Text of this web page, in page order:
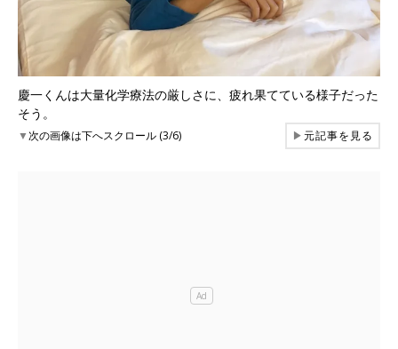
慶一くんは大量化学療法の厳しさに、疲れ果てている様子だった
そう。
▼次の画像は下へスクロール (3/6) ▶元記事を見る